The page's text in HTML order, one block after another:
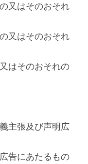
又はそのおそれ
又はそのおそれ
はそのおそれの
主張及び声明広
告にあたるもの